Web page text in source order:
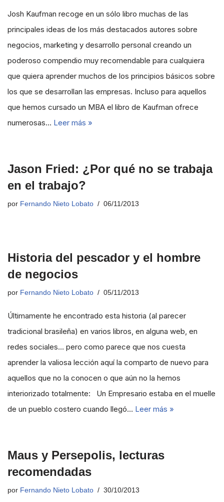
Josh Kaufman recoge en un sólo libro muchas de las
principales ideas de los más destacados autores sobre
negocios, marketing y desarrollo personal creando un
poderoso compendio muy recomendable para cualquiera
que quiera aprender muchos de los principios básicos sobre
los que se desarrollan las empresas. Incluso para aquellos
que hemos cursado un MBA el libro de Kaufman ofrece
numerosas… Leer más »
Jason Fried: ¿Por qué no se trabaja
en el trabajo?
por Fernando Nieto Lobato 06/11/2013
Historia del pescador y el hombre
de negocios
por Fernando Nieto Lobato 05/11/2013
Últimamente he encontrado esta historia (al parecer
tradicional brasileña) en varios libros, en alguna web, en
redes sociales… pero como parece que nos cuesta
aprender la valiosa lección aquí la comparto de nuevo para
aquellos que no la conocen o que aún no la hemos
interiorizado totalmente: Un Empresario estaba en el muelle
de un pueblo costero cuando llegó… Leer más »
Maus y Persepolis, lecturas
recomendadas
por Fernando Nieto Lobato 30/10/2013